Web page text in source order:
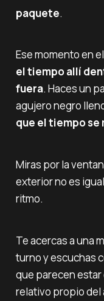
paquete.
Ese momento en
el tiempo allí
fuera. Haces un
agujero negro
que el tiempo se
Miras por la
exterior no es
ritmo.
Te acercas a una
turno y escuchas
que parecen
relativo propio del